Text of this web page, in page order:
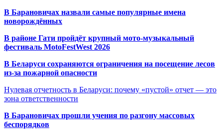
В Барановичах назвали самые популярные имена
новорождённых
В районе Гати пройдёт крупный мото-музыкальный
фестиваль MotoFestWest 2026
В Беларуси сохраняются ограничения на посещение лесов
из-за пожарной опасности
Нулевая отчетность в Беларуси: почему «пустой» отчет — это
зона ответственности
В Барановичах прошли учения по разгону массовых
беспорядков